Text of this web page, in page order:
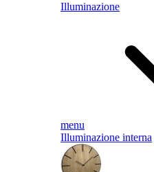
Illuminazione
menu
Illuminazione interna